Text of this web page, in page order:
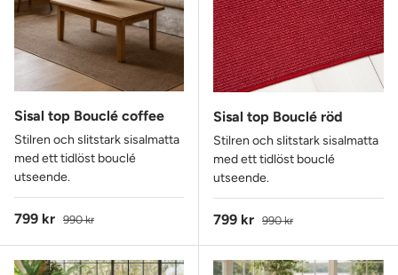
Sisal top Bouclé coffee
Stilren och slitstark sisalmatta
med ett tidlöst bouclé
utseende.
Reapris
799 kr Ordinarie pris
990 kr
Sisal top Bouclé röd
Stilren och slitstark sisalmatta
med ett tidlöst bouclé
utseende.
Reapris
799 kr Ordinarie pris
990 kr